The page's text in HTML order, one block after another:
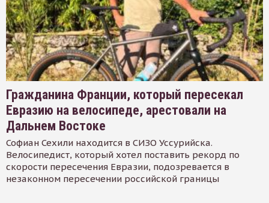
Гражданина Франции, который пересекал
Евразию на велосипеде, арестовали на
Дальнем Востоке
Софиан Сехили находится в СИЗО Уссурийска.
Велосипедист, который хотел поставить рекорд по
скорости пересечения Евразии, подозревается в
незаконном пересечении российской границы